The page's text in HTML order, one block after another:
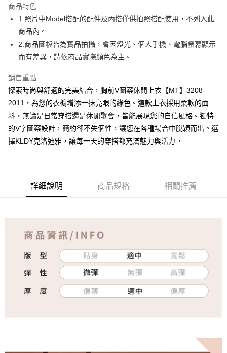
運送方式
全家取貨付款
免運費
免運費
7-11取貨付款
免運費
付款後7-11取貨
商品特色
1.照片中Model搭配的配件及內搭僅供拍照搭配使用，不列入此
商品內。
2.商品圖檔皆為實品拍攝，會因燈光、個人手機、電腦螢幕顯示
而有差異，請依商品實際顏色為主。
銷售重點
探索時尚與舒適的完美結合，胸前V圖案休閒上衣【MT】3208-
2011，為您的衣櫥增添一抹亮眼的綠色。這款上衣採用柔軟的面
料，無論是日常穿搭還是休閒聚會，皆能展現您的自信風格。獨特
的V字圖案設計，簡約卻不失個性，讓您在各種場合中脫穎而出。選
擇KLDY克洛迪雅，讓每一天的穿搭都充滿魅力與活力。
詳細說明 商品規格 相關推薦